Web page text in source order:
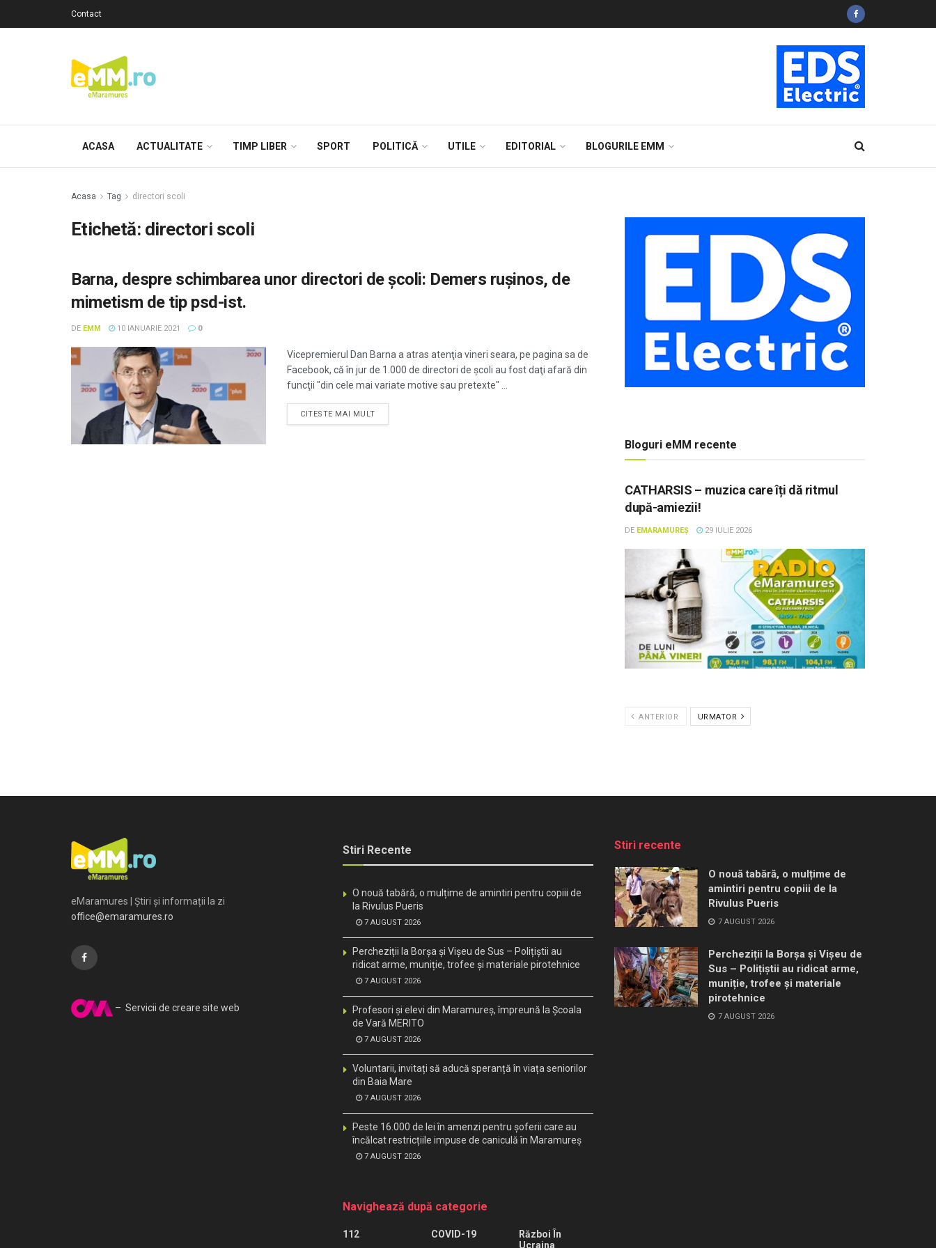
Contact
ACASA ACTUALITATE TIMP LIBER SPORT POLITICĂ UTILE EDITORIAL BLOGURILE EMM
Acasa Tag directori scoli
Etichetă: directori scoli
Barna, despre schimbarea unor directori de școli: Demers rușinos, de
mimetism de tip psd-ist.
DE EMM 10 IANUARIE 2021 0
Vicepremierul Dan Barna a atras atenţia vineri seara, pe pagina sa de
Facebook, că în jur de 1.000 de directori de şcoli au fost daţi afară din
funcţii "din cele mai variate motive sau pretexte" ...
CITESTE MAI MULT
Bloguri eMM recente
CATHARSIS – muzica care îți dă ritmul
după-amiezii!
DE EMARAMUREȘ 29 IULIE 2026
ANTERIOR URMATOR
eMaramures | Știri și informații la zi
office@emaramures.ro
– Servicii de creare site web
Stiri Recente
O nouă tabără, o mulțime de amintiri pentru copiii de
la Rivulus Pueris
7 AUGUST 2026
Percheziții la Borșa și Vișeu de Sus – Polițiștii au
ridicat arme, muniție, trofee și materiale pirotehnice
7 AUGUST 2026
Profesori și elevi din Maramureș, împreună la Școala
de Vară MERITO
7 AUGUST 2026
Voluntarii, invitați să aducă speranță în viața seniorilor
din Baia Mare
7 AUGUST 2026
Peste 16.000 de lei în amenzi pentru șoferii care au
încălcat restricțiile impuse de caniculă în Maramureș
7 AUGUST 2026
Navighează după categorie
112
COVID-19
Război În
Ucraina
Stiri recente
O nouă tabără, o mulțime de
amintiri pentru copiii de la
Rivulus Pueris
7 AUGUST 2026
Percheziții la Borșa și Vișeu de
Sus – Polițiștii au ridicat arme,
muniție, trofee și materiale
pirotehnice
7 AUGUST 2026